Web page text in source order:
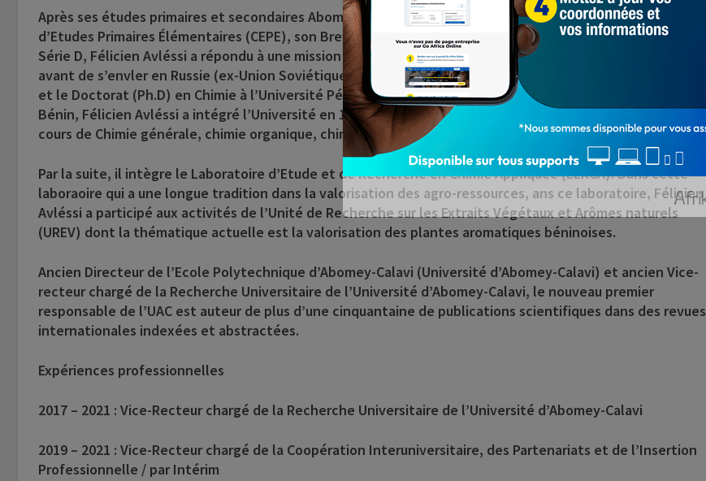
Après ses études primaires et secondaires Abomey (département du Zou) où il a obtenu son Certificat
d’Etudes Primaires Élémentaires (CEPE), son Brevet d’Etudes du Premier Cycle (BEPC) et son Baccalauréat
Série D, Félicien Avléssi a répondu à une mission d’enseignement patriotique et militaire de 1982 à 1983
avant de s’envler en Russie (ex-Union Soviétique) où il a obtenu en 1995 le Master of Science in Chemistry
et le Doctorat (Ph.D) en Chimie à l’Université Pédagogique d’Etat de Saint-Pétersbourg. A son retour au
Bénin, Félicien Avléssi a intégré l’Université en 1995 en tant que Professeur-Assistant où il a donné des
cours de Chimie générale, chimie organique, chimie de l’eau et chimie des substances naturelles.
Par la suite, il intègre le Laboratoire d’Etude et de Recherche en Chimie Appliquée (LERCA). Dans cette
laboraoire qui a une longue tradition dans la valorisation des agro-ressources, ans ce laboratoire, Félicien
Avléssi a participé aux activités de l’Unité de Recherche sur les Extraits Végétaux et Arômes naturels
(UREV) dont la thématique actuelle est la valorisation des plantes aromatiques béninoises.
Ancien Directeur de l’Ecole Polytechnique d’Abomey-Calavi (Université d’Abomey-Calavi) et ancien Vice-
recteur chargé de la Recherche Universitaire de l’Université d’Abomey-Calavi, le nouveau premier
responsable de l’UAC est auteur de plus d’une cinquantaine de publications scientifiques dans des revues
internationales indexées et abstractées.
Expériences professionnelles
2017 – 2021 : Vice-Recteur chargé de la Recherche Universitaire de l’Université d’Abomey-Calavi
2019 – 2021 : Vice-Recteur chargé de la Coopération Interuniversitaire, des Partenariats et de l’Insertion
Professionnelle / par Intérim